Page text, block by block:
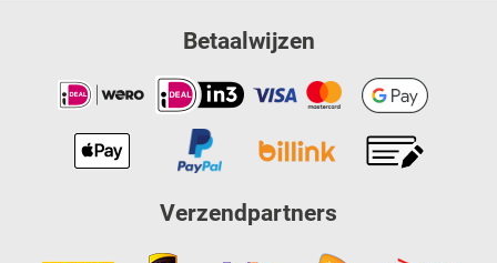
Betaalwijzen
Verzendpartners